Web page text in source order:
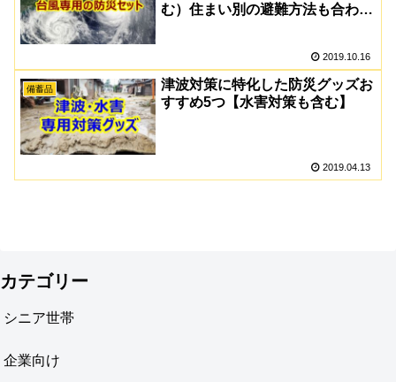
む）住まい別の避難方法も合わせ
2019.10.16
備蓄品
津波対策に特化した防災グッズお
すすめ5つ【水害対策も含む】
2019.04.13
カテゴリー
シニア世帯
企業向け